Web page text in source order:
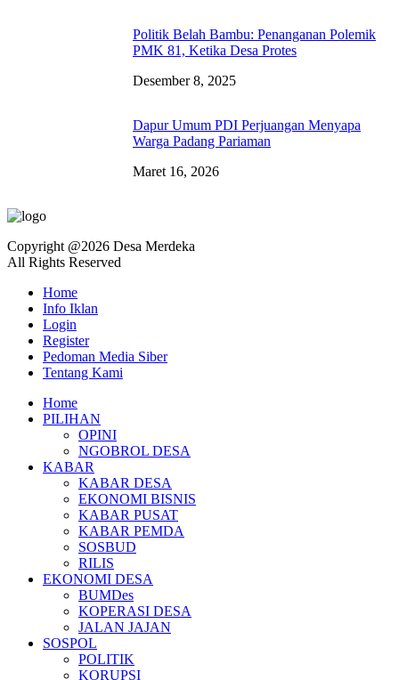
Politik Belah Bambu: Penanganan Polemik
PMK 81, Ketika Desa Protes
Desember 8, 2025
Dapur Umum PDI Perjuangan Menyapa
Warga Padang Pariaman
Maret 16, 2026
Copyright @2026 Desa Merdeka
All Rights Reserved
Home
Info Iklan
Login
Register
Pedoman Media Siber
Tentang Kami
Home
PILIHAN
OPINI
NGOBROL DESA
KABAR
KABAR DESA
EKONOMI BISNIS
KABAR PUSAT
KABAR PEMDA
SOSBUD
RILIS
EKONOMI DESA
BUMDes
KOPERASI DESA
JALAN JAJAN
SOSPOL
POLITIK
KORUPSI